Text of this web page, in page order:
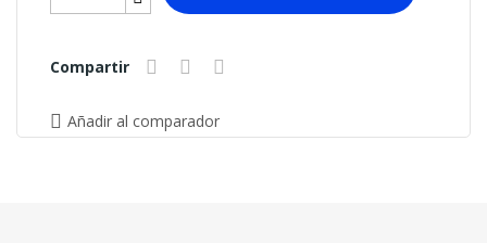
Compartir
Añadir al comparador